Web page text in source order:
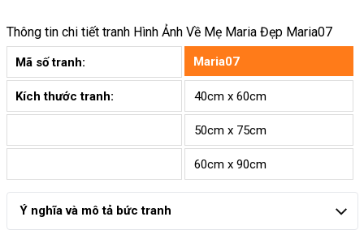
Thông tin chi tiết tranh Hình Ảnh Về Mẹ Maria Đẹp Maria07
Mã số tranh: Maria07
Kích thước tranh: 40cm x 60cm
50cm x 75cm
60cm x 90cm
Ý nghĩa và mô tả bức tranh